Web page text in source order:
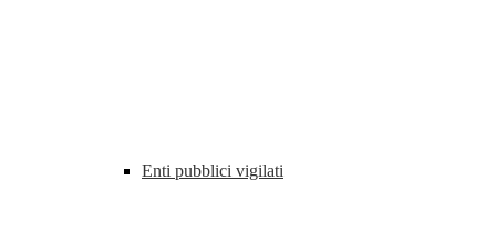
Enti pubblici vigilati